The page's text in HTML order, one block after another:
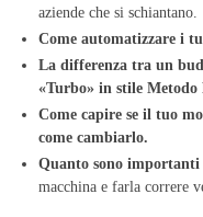
aziende che si schiantano.
Come automatizzare i
La differenza tra un
«Turbo» in stile Metodo
Come capire se il tuo
come cambiarlo.
Quanto sono
macchina e farla correre